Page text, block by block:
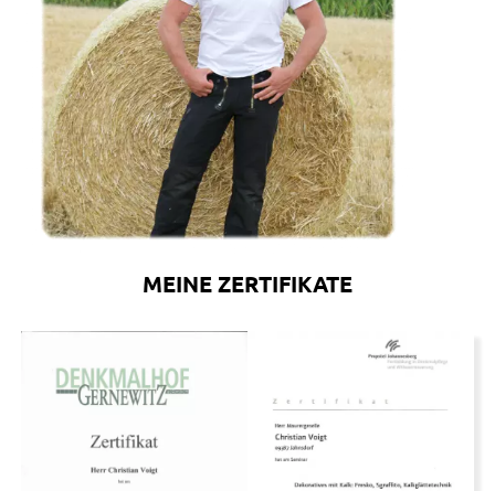
MEINE ZERTIFIKATE